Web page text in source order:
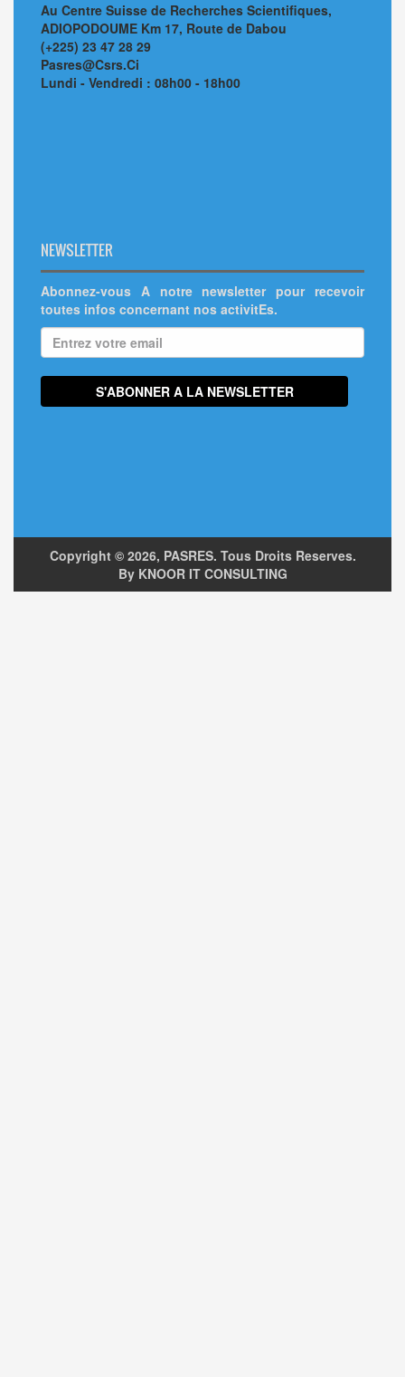
Au Centre Suisse de Recherches Scientifiques,
ADIOPODOUME Km 17, Route de Dabou
(+225) 23 47 28 29
Pasres@Csrs.Ci
Lundi - Vendredi : 08h00 - 18h00
NEWSLETTER
Abonnez-vous A notre newsletter pour recevoir
toutes infos concernant nos activitEs.
Copyright © 2026, PASRES. Tous Droits Reserves.
By KNOOR IT CONSULTING